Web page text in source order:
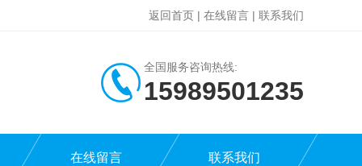
返回首页 | 在线留言 | 联系我们
全国服务咨询热线:
15989501235
在线留言 联系我们